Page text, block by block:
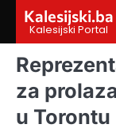
content
Kalesijski.ba
Kalesijski Portal
za
u Torontu